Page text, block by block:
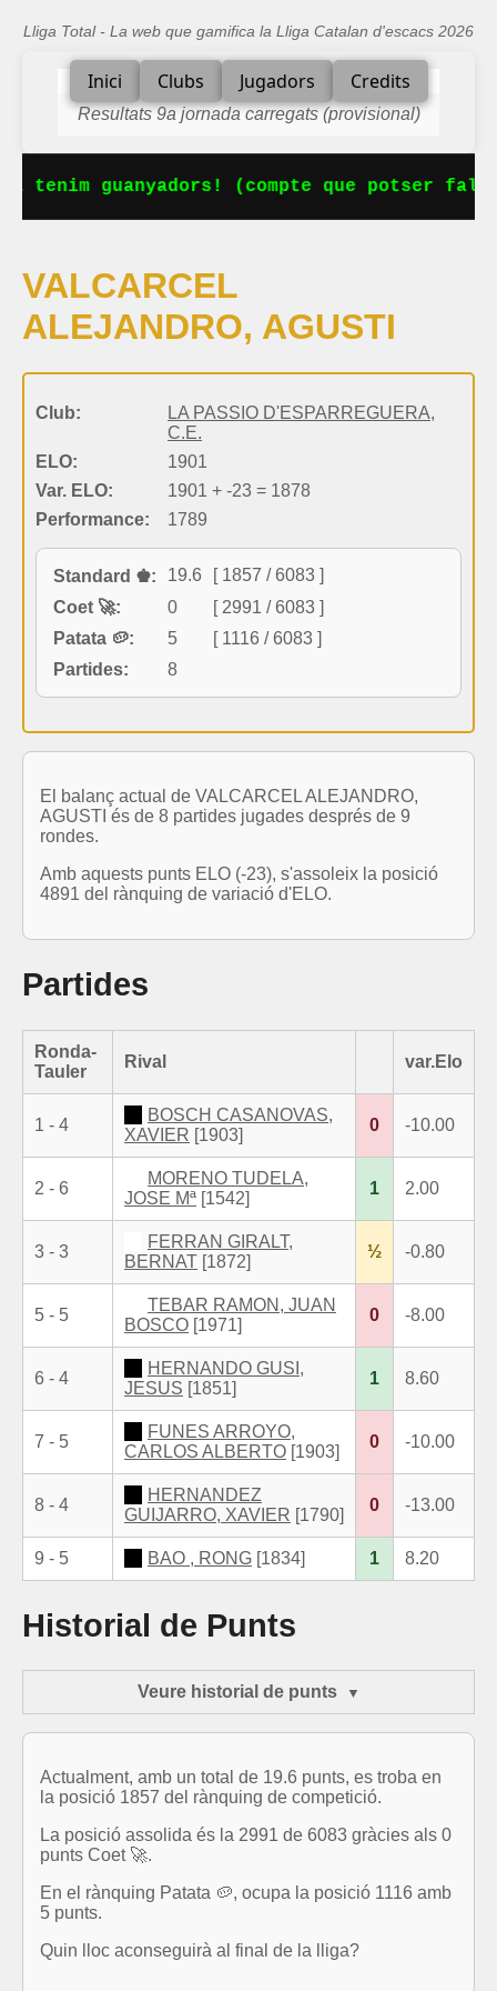
Lliga Total - La web que gamifica la Lliga Catalan d'escacs 2026
Inici Clubs Jugadors Credits
Resultats 9a jornada carregats (provisional)
tenim guanyadors! (compte que potser
VALCARCEL
ALEJANDRO, AGUSTI
Club:
LA PASSIO D'ESPARREGUERA,
C.E.
ELO:
1901
Var. ELO:
1901 + -23 = 1878
Performance:
1789
Standard ♚: 19.6
[ 1857 / 6083 ]
Coet 🚀:
0
[ 2991 / 6083 ]
Patata 🥔:
5
[ 1116 / 6083 ]
Partides:
8
El balanç actual de VALCARCEL ALEJANDRO,
AGUSTI és de 8 partides jugades després de 9
rondes.
Amb aquests punts ELO (-23), s'assoleix la posició
4891 del rànquing de variació d'ELO.
Partides
Ronda-
Tauler
Rival var.Elo
1 - 4
BOSCH CASANOVAS,
XAVIER [1903]
0 -10.00
2 - 6
MORENO TUDELA,
JOSE Mª [1542]
1 2.00
3 - 3
FERRAN GIRALT,
BERNAT [1872]
½ -0.80
5 - 5
TEBAR RAMON, JUAN
BOSCO [1971]
0 -8.00
6 - 4
HERNANDO GUSI,
JESUS [1851]
1 8.60
7 - 5
FUNES ARROYO,
CARLOS ALBERTO [1903]
0 -10.00
8 - 4
HERNANDEZ
GUIJARRO, XAVIER [1790]
0 -13.00
9 - 5 BAO , RONG [1834] 1 8.20
Historial de Punts
Veure historial de punts
Actualment, amb un total de 19.6 punts, es troba en
la posició 1857 del rànquing de competició.
La posició assolida és la 2991 de 6083 gràcies als 0
punts Coet 🚀.
En el rànquing Patata 🥔, ocupa la posició 1116 amb
5 punts.
Quin lloc aconseguirà al final de la lliga?